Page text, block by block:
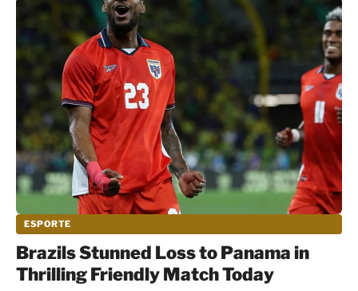
ESPORTE
Brazils Stunned Loss to Panama in
Thrilling Friendly Match Today